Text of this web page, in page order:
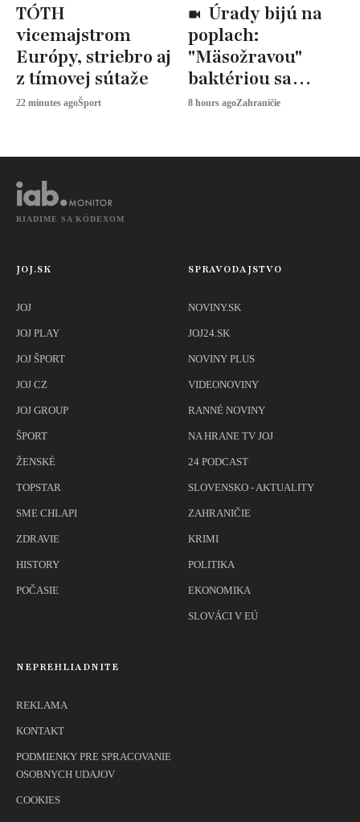
TÓTH
vicemajstrom
Európy, striebro aj
z tímovej sútaže
22 minutes agoŠport
poplach:
"Mäsožravou"
baktériou sa
nakazilo 9 ľudí, 5 z
8 hours agoZahraničie
RIADIME SA KÓDEXOM
JOJ.SK
JOJ
JOJ PLAY
JOJ ŠPORT
JOJ CZ
JOJ GROUP
ŠPORT
ŽENSKÉ
TOPSTAR
SME CHLAPI
ZDRAVIE
HISTORY
POČASIE
SPRAVODAJSTVO
NOVINY.SK
JOJ24.SK
NOVINY PLUS
VIDEONOVINY
RANNÉ NOVINY
NA HRANE TV JOJ
24 PODCAST
SLOVENSKO - AKTUALITY
ZAHRANIČIE
KRIMI
POLITIKA
EKONOMIKA
SLOVÁCI V EÚ
NEPREHLIADNITE
REKLAMA
KONTAKT
PODMIENKY PRE SPRACOVANIE
OSOBNYCH UDAJOV
COOKIES